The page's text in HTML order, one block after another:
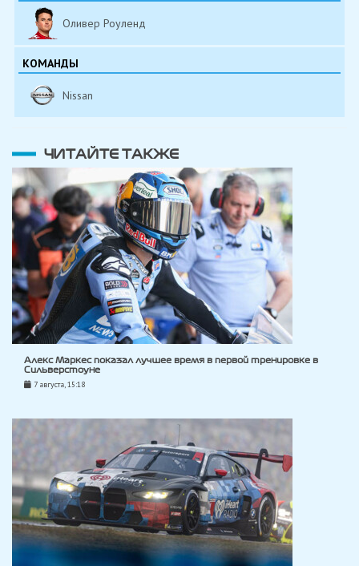
Оливер Роуленд
КОМАНДЫ
Nissan
ЧИТАЙТЕ ТАКЖЕ
Алекс Маркес показал лучшее время в первой тренировке в
Сильверстоуне
7 августа, 15:18